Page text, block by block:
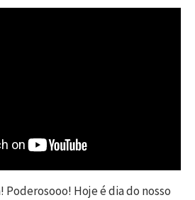
Poderosooo! Hoje é dia do nosso